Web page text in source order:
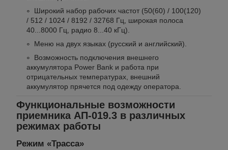
Широкий набор рабочих частот (50(60) / 100(120)
/ 512 / 1024 / 8192 / 32768 Гц, широкая полоса
40...8000 Гц, радио 8...40 кГц).
Меню на двух языках (русский и английский).
Возможность подключения внешнего
аккумулятора Power Bank и работа при
отрицательных температурах, внешний
аккумулятор прячется под одежду оператора.
Функциональные возможности
приемника АП-019.3 в различных
режимах работы
Режим «Трасса»